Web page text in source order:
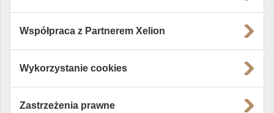
Współpraca z Partnerem Xelion
Wykorzystanie cookies
Zastrzeżenia prawne